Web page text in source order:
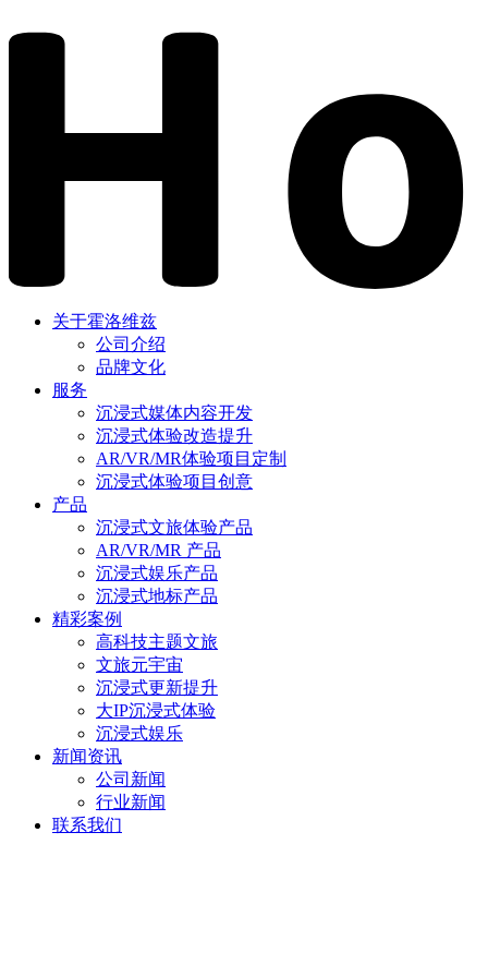
关于霍洛维兹
公司介绍
品牌文化
服务
沉浸式媒体内容开发
沉浸式体验改造提升
AR/VR/MR体验项目定制
沉浸式体验项目创意
产品
沉浸式文旅体验产品
AR/VR/MR 产品
沉浸式娱乐产品
沉浸式地标产品
精彩案例
高科技主题文旅
文旅元宇宙
沉浸式更新提升
大IP沉浸式体验
沉浸式娱乐
新闻资讯
公司新闻
行业新闻
联系我们